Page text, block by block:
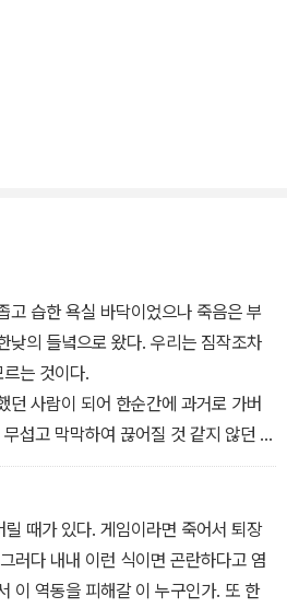
드판처럼 Side A ‘음악의 말들’과 Si
한 책이 아닌가라고 느낄 만큼 작가는
는 마치 ‘침묵을 들어’라고 부드럽게
꽤 두드러지게 드러내고, 라디오에서
그 노래를 들어보지 않은 사람이 드물
다. 하지만 그 음악들 속엔 글이 있고,
적인 기억도 있으며, 나아가 사회 비평
‘선곡’은 꽤 새롭게 다가올 것이다.
고 습한 욕실 바닥이었으나 죽음은 부
낮의 들녘으로 왔다. 우리는 짐작조차
는 것이다.
던 사람이 되어 한순간에 과거로 가버
섭고 막막하여 끊어질 것 같지 않던 생
거둔 이가 다가와 선다. 그는 지금 어
막 무거운 몸에서 빠져나온 고인故人
이 탄 기차 옆자리에 와 있는 건 아닐
자식의 발걸음을 보살피며 자신의 장
. 어지러운 마음을 누르며 잠자리에
때가 있다. 게임이라면 죽어서 퇴장
러다 내내 이런 식이면 곤란하다고 염
이 역동을 피해갈 이 누구인가. 또 한